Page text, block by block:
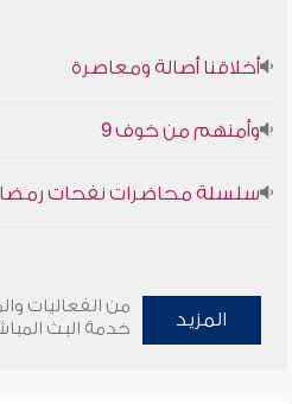
أخلاقنا أصالة ومعاصرة
وأمنهم من خوف 9
سلسلة محاضرات نفحات رمضانية
المزيد
من الفعاليات
خدمة البث